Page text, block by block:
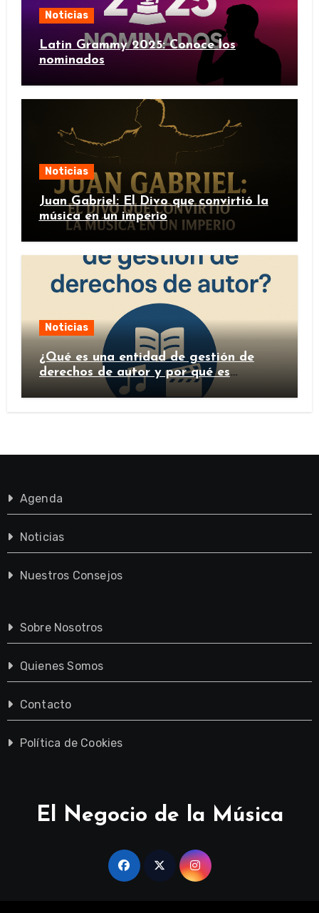
Noticias
Latin Grammy 2025: Conoce los
nominados
Noticias
Juan Gabriel: El Divo que convirtió la
música en un imperio
Noticias
¿Qué es una entidad de gestión de
derechos de autor y por qué es
importante?
Agenda
Noticias
Nuestros Consejos
Sobre Nosotros
Quienes Somos
Contacto
Política de Cookies
El Negocio de la Música